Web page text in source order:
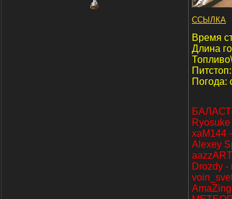
ССЫЛКА
Время
Длина
Погода:
БАЛАСТ
Ryosuke
xaM144 -
Alexey
aazzART
Drozdy -
AmaZing